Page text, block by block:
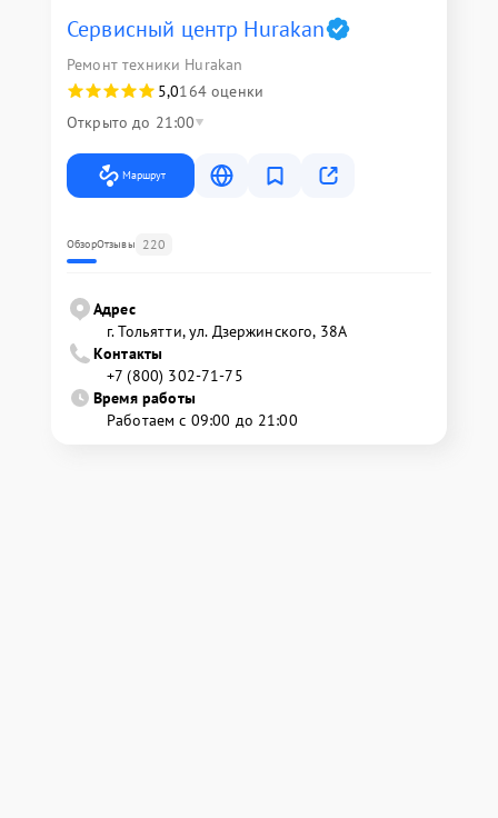
Сервисный центр Hurakan
Ремонт техники Hurakan
5,0164 оценки
Открыто до 21:00
Маршрут
ОбзорОтзывы 220
Адрес
г. Тольятти, ул. Дзержинского, 38А
Контакты
+7 (800) 302-71-75
Время работы
Работаем с 09:00 до 21:00